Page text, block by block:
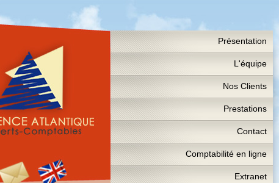
Présentation
L'équipe
Nos Clients
Prestations
Contact
Comptabilité en ligne
Extranet